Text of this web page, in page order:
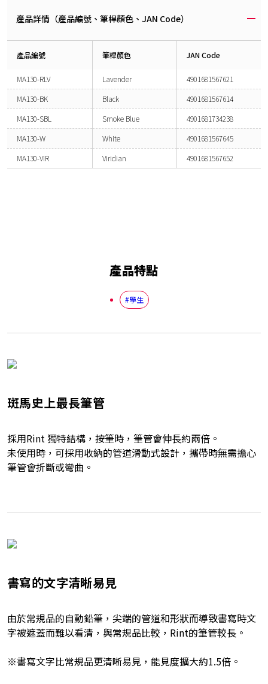
產品詳情（產品編號、筆桿顏色、JAN Code）
產品編號 筆桿顏色 JAN Code
MA130-RLV Lavender
4901681567621
MA130-BK
Black
4901681567614
MA130-SBL
Smoke Blue
4901681734238
MA130-W
White
4901681567645
MA130-VIR
Viridian 4901681567652
產品特點
#學生
斑馬史上最長筆管
採用Rint 獨特結構，按筆時，筆管會伸長約兩倍。
未使用時，可採用收納的管道滑動式設計，攜帶時無需擔心
筆管會折斷或彎曲。
書寫的文字清晰易見
由於常規品的自動鉛筆，尖端的管道和形狀而導致書寫時文
字被遮蓋而難以看清，與常規品比較，Rint的筆管較長。
※書寫文字比常規品更清晰易見，能見度擴大約1.5倍。